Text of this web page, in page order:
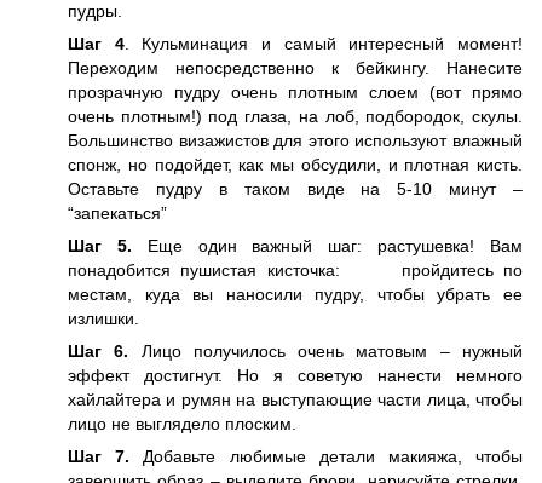
пудры.
Шаг 4. Кульминация и самый интересный момент!
Переходим непосредственно к бейкингу. Нанесите
прозрачную пудру очень плотным слоем (вот прямо
очень плотным!) под глаза, на лоб, подбородок, скулы.
Большинство визажистов для этого используют влажный
спонж, но подойдет, как мы обсудили, и плотная кисть.
Оставьте пудру в таком виде на 5-10 минут –
“запекаться”
Шаг 5. Еще один важный шаг: растушевка! Вам
понадобится пушистая кисточка: пройдитесь по
местам, куда вы наносили пудру, чтобы убрать ее
излишки.
Шаг 6. Лицо получилось очень матовым – нужный
эффект достигнут. Но я советую нанести немного
хайлайтера и румян на выступающие части лица, чтобы
лицо не выглядело плоским.
Шаг 7. Добавьте любимые детали макияжа, чтобы